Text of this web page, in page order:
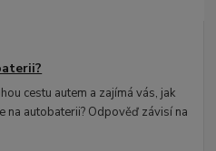
cestu autem a zajímá vás, jak
autobaterii? Odpověď závisí na